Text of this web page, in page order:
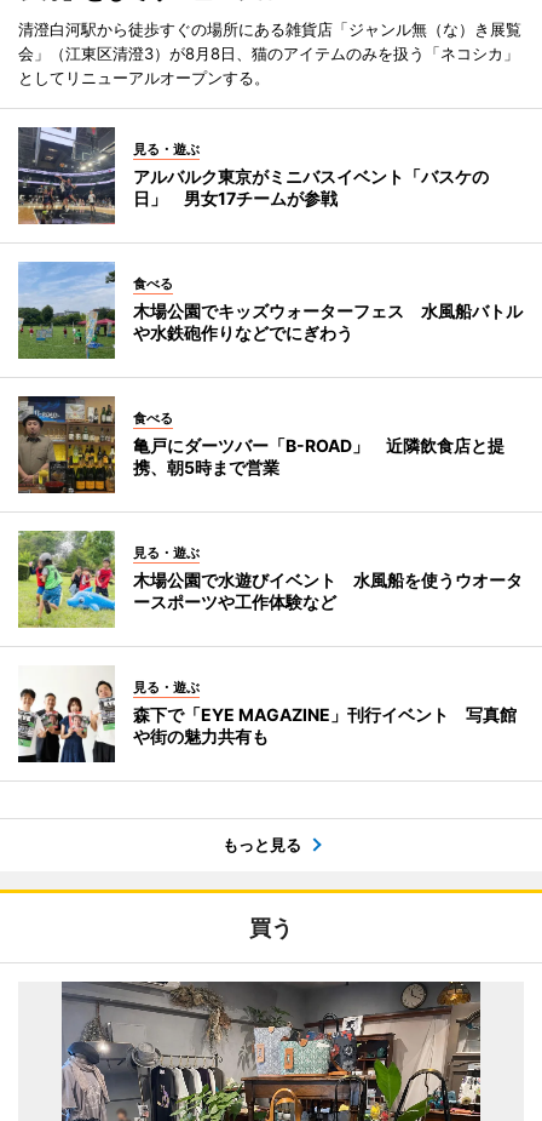
清澄白河駅から徒歩すぐの場所にある雑貨店「ジャンル無（な）き展覧
会」（江東区清澄3）が8月8日、猫のアイテムのみを扱う「ネコシカ」
としてリニューアルオープンする。
見る・遊ぶ
アルバルク東京がミニバスイベント「バスケの
日」 男女17チームが参戦
食べる
木場公園でキッズウォーターフェス 水風船バトル
や水鉄砲作りなどでにぎわう
食べる
亀戸にダーツバー「B-ROAD」 近隣飲食店と提
携、朝5時まで営業
見る・遊ぶ
木場公園で水遊びイベント 水風船を使うウオータ
ースポーツや工作体験など
見る・遊ぶ
森下で「EYE MAGAZINE」刊行イベント 写真館
や街の魅力共有も
もっと見る
買う